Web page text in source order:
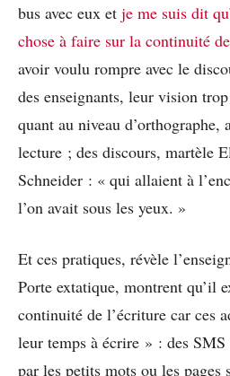
bus avec eux et je me suis dit
chose à faire sur la continuité
avoir voulu rompre avec le
des enseignants, leur vision
quant au niveau d’orthographe,
lecture ; des discours, martèle
Schneider : « qui allaient à
l’on avait sous les yeux. »
Et ces pratiques, révèle
Porte extatique, montrent qu’il
continuité de l’écriture car ces
leur temps à écrire » : des SMS
par les petits mots ou les pages